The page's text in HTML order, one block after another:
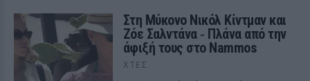
Στη Μύκονο Νικόλ Κίντμαν και
Ζόε Σαλντάνα ‑ Πλάνα από την
άφιξή τους στο Nammos
ΧΤΕΣ